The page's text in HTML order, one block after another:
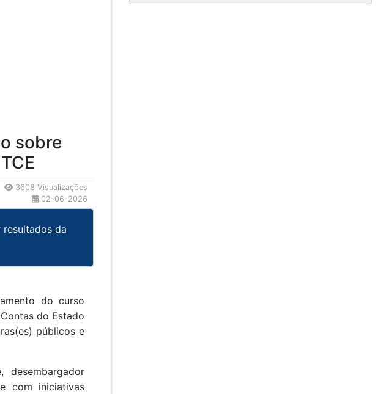
sobre
3608 Visualizações
02-06-2026
da
do curso
do Estado
públicos e
desembargador
com iniciativas